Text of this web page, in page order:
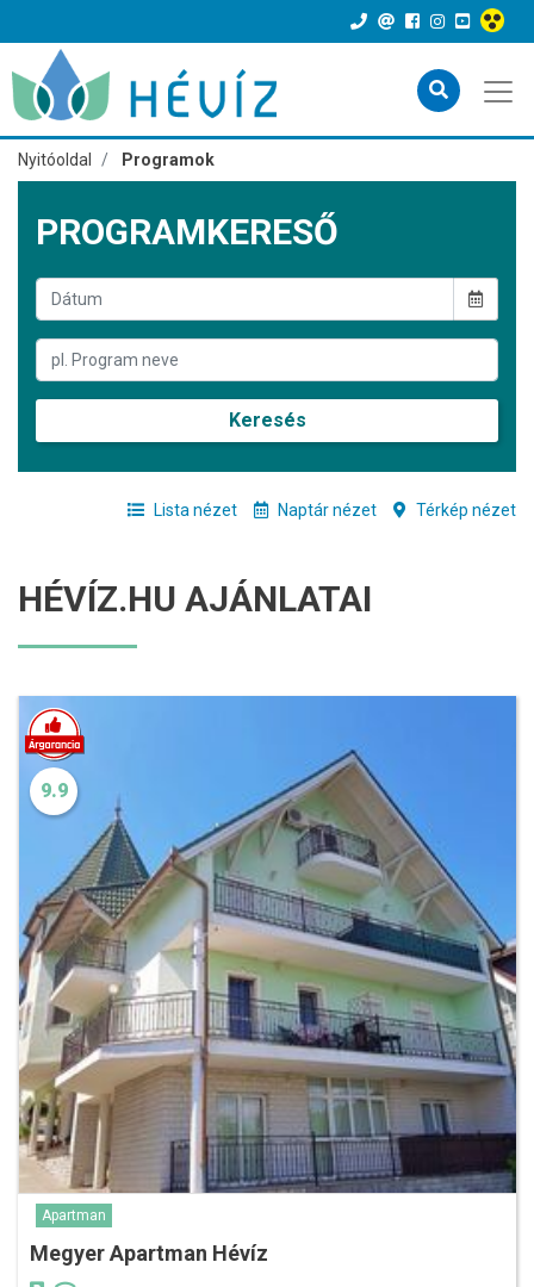
Nyitóoldal Programok
PROGRAMKERESŐ
Keresés
Lista nézet Naptár nézet Térkép nézet
HÉVÍZ.HU AJÁNLATAI
9.9
Apartman
Megyer Apartman Hévíz